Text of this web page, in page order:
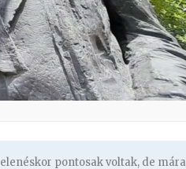
pontosak voltak, de mára